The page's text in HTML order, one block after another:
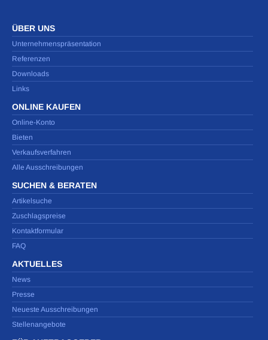
ÜBER UNS
Unternehmenspräsentation
Referenzen
Downloads
Links
ONLINE KAUFEN
Online-Konto
Bieten
Verkaufsverfahren
Alle Ausschreibungen
SUCHEN & BERATEN
Artikelsuche
Zuschlagspreise
Kontaktformular
FAQ
AKTUELLES
News
Presse
Neueste Ausschreibungen
Stellenangebote